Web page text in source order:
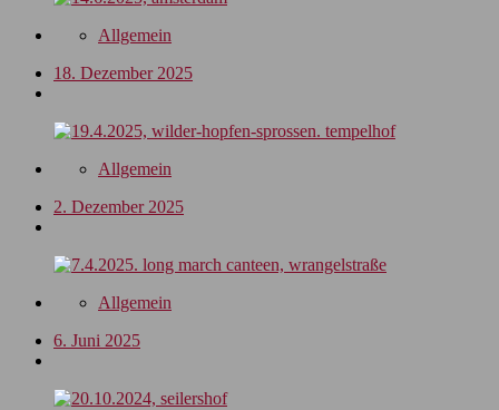
Allgemein
18. Dezember 2025
Allgemein
2. Dezember 2025
Allgemein
6. Juni 2025